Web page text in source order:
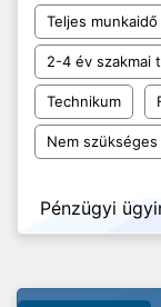
Teljes
2-4 év szakmai
Technikum
Nem
Pénzügyi